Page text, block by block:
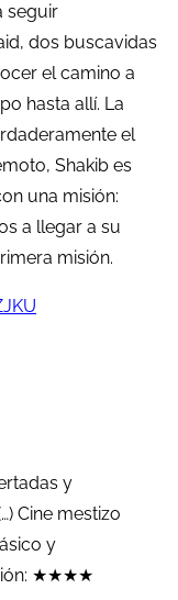
seguir
dos buscavidas
el camino a
hasta allí. La
el
Shakib es
una misión:
a llegar a su
misión.
y
Cine mestizo
y
★★★★